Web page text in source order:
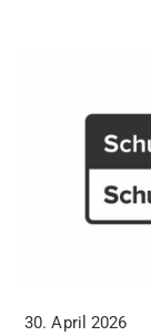
30. April 2026